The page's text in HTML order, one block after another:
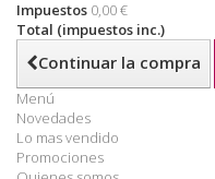
Impuestos 0,00 €
Total (impuestos inc.)
Continuar la compra
Menú
Novedades
Lo mas vendido
Promociones